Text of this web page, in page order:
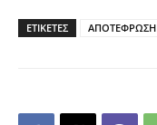
ΕΤΙΚΕΤΕΣ ΑΠΟΤΕΦΡΩΣΗ